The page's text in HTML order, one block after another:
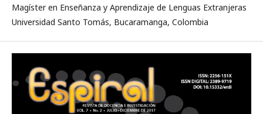
Magíster en Enseñanza y Aprendizaje de Lenguas Extranjeras
Universidad Santo Tomás, Bucaramanga, Colombia